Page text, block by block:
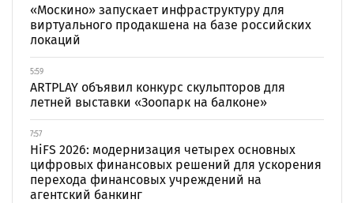
«Москино» запускает инфраструктуру для
виртуального продакшена на базе российских
локаций
5:59
ARTPLAY объявил конкурс скульпторов для
летней выставки «Зоопарк на балконе»
7:57
HiFS 2026: модернизация четырех основных
цифровых финансовых решений для ускорения
перехода финансовых учреждений на
агентский банкинг